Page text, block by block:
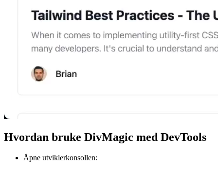
Hvordan bruke DivMagic med DevTools
Åpne utviklerkonsollen: